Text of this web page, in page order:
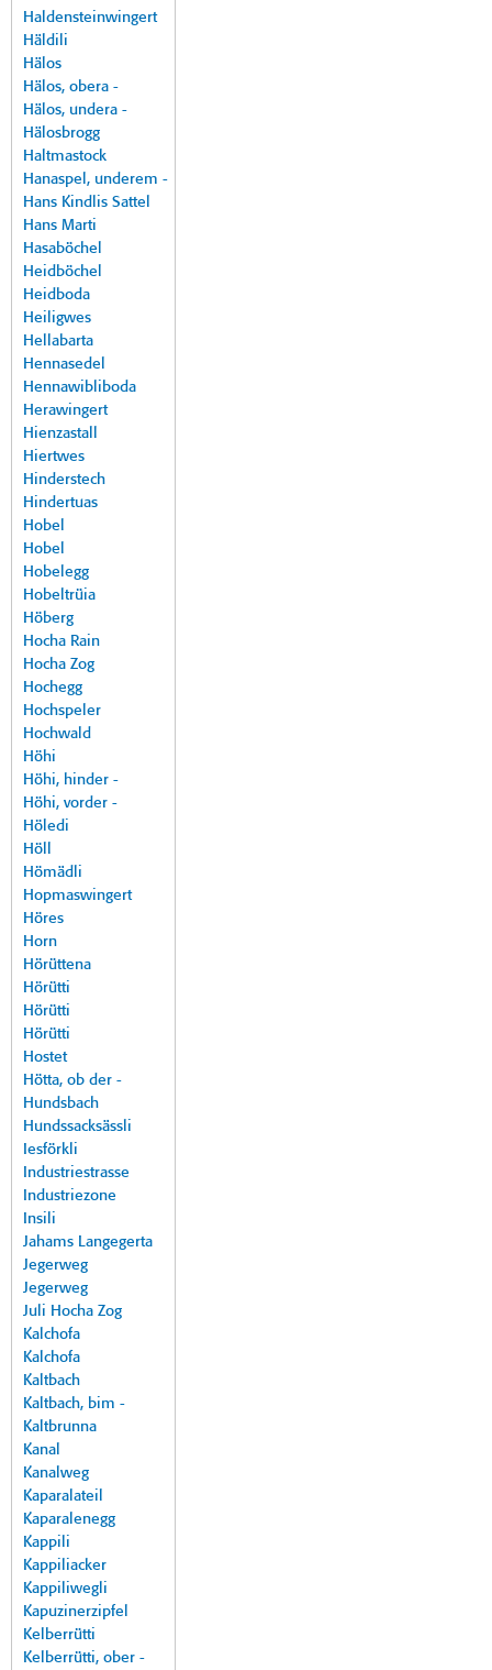
Haldensteinwingert
Häldili
Hälos
Hälos, obera -
Hälos, undera -
Hälosbrogg
Haltmastock
Hanaspel, underem -
Hans Kindlis Sattel
Hans Marti
Hasaböchel
Heidböchel
Heidboda
Heiligwes
Hellabarta
Hennasedel
Hennawibliboda
Herawingert
Hienzastall
Hiertwes
Hinderstech
Hindertuas
Hobel
Hobel
Hobelegg
Hobeltrüia
Höberg
Hocha Rain
Hocha Zog
Hochegg
Hochspeler
Hochwald
Höhi
Höhi, hinder -
Höhi, vorder -
Höledi
Höll
Hömädli
Hopmaswingert
Höres
Horn
Hörüttena
Hörütti
Hörütti
Hörütti
Hostet
Hötta, ob der -
Hundsbach
Hundssacksässli
Iesförkli
Industriestrasse
Industriezone
Insili
Jahams Langegerta
Jegerweg
Jegerweg
Juli Hocha Zog
Kalchofa
Kalchofa
Kaltbach
Kaltbach, bim -
Kaltbrunna
Kanal
Kanalweg
Kaparalateil
Kaparalenegg
Kappili
Kappiliacker
Kappiliwegli
Kapuzinerzipfel
Kelberrütti
Kelberrütti, ober -